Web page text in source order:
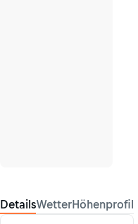
DetailsWetterHöhenprofil